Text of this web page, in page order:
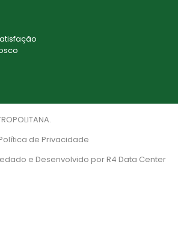
de Privacidade
e Desenvolvido por R4 Data Center